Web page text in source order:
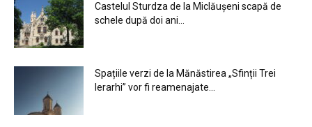
Castelul Sturdza de la Miclăușeni scapă de
schele după doi ani...
Spațiile verzi de la Mănăstirea „Sfinții Trei
Ierarhi” vor fi reamenajate...